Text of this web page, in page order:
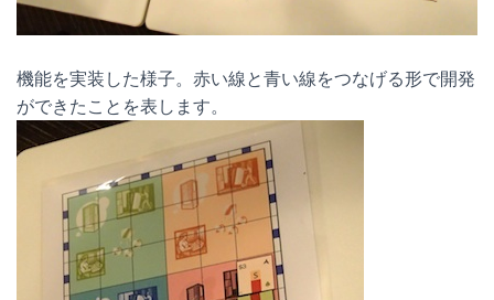
機能を実装した様子。赤い線と青い線をつなげる形で開発
ができたことを表します。